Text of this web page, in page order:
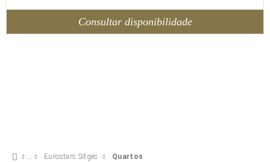
Consultar disponibilidade
Eurostars Sitges Quartos